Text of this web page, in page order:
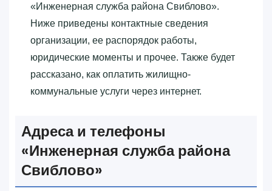
«‎Инженерная служба района Свиблово»‎.
Ниже приведены контактные сведения
организации, ее распорядок работы,
юридические моменты и прочее. Также будет
рассказано, как оплатить жилищно-
коммунальные услуги через интернет.
Адреса и телефоны
«‎Инженерная служба района
Свиблово»‎